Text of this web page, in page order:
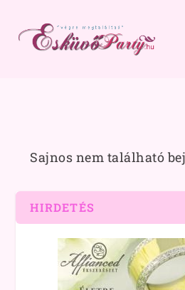
Sajnos nem található
HIRDETÉS